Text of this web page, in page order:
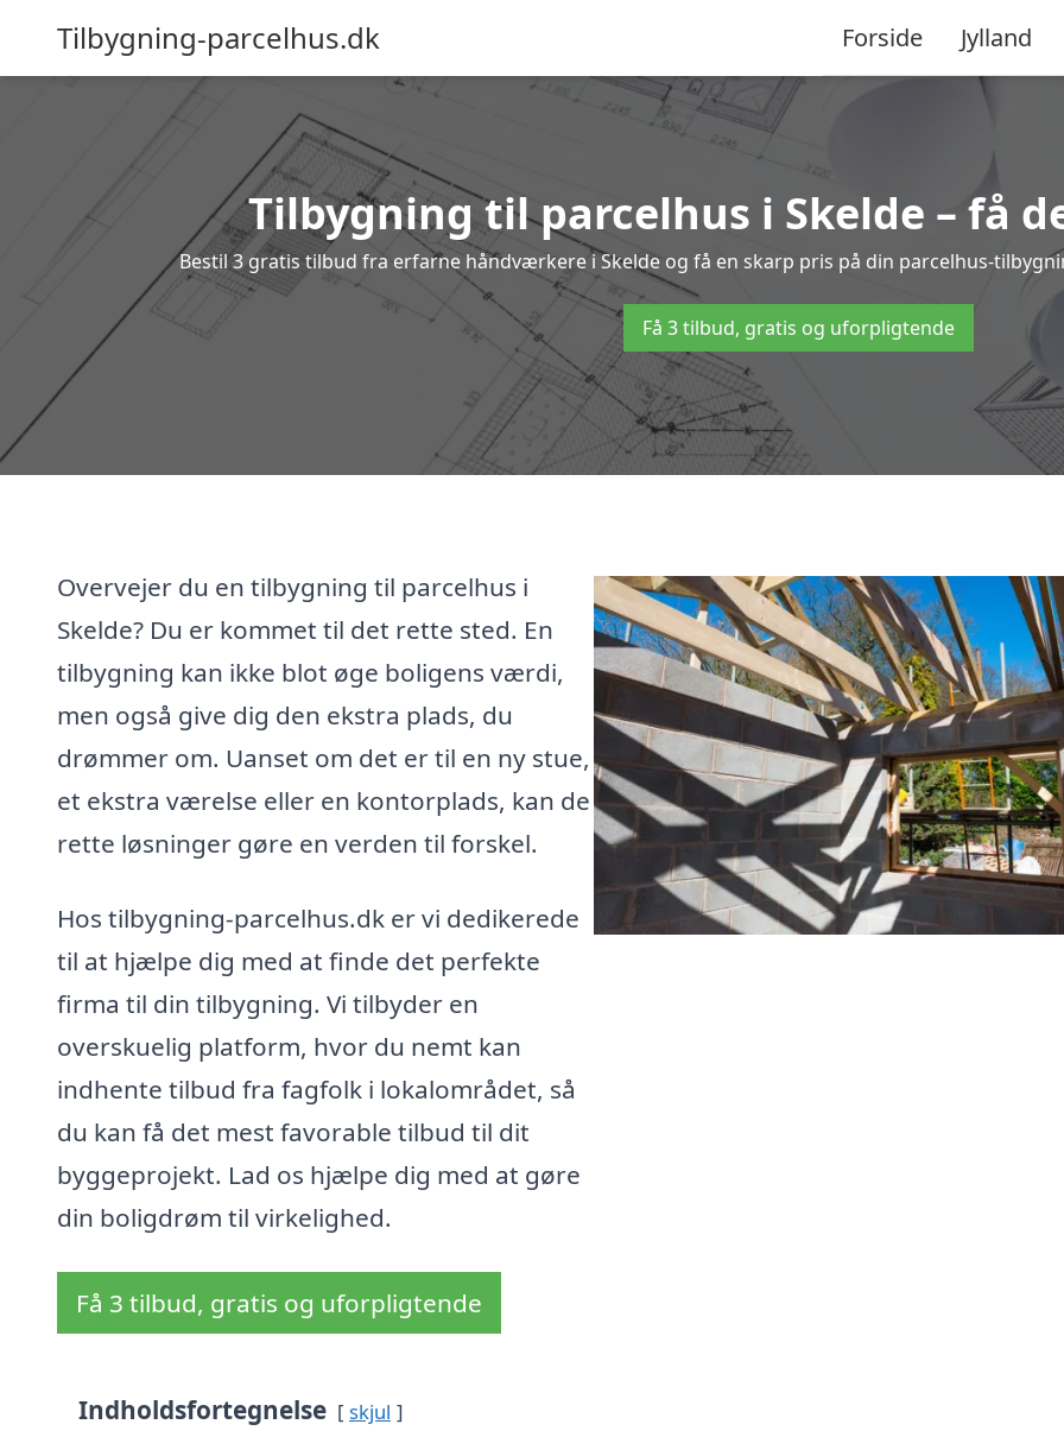
Tilbygning-parcelhus.dk Forside Jylland
Tilbygning til parcelhus i Skelde – få
Bestil 3 gratis tilbud fra erfarne håndværkere i Skelde og få en skarp pris på din parcelhus-
Få 3 tilbud, gratis og uforpligtende
Overvejer du en tilbygning til parcelhus i
Skelde? Du er kommet til det rette sted. En
tilbygning kan ikke blot øge boligens værdi,
men også give dig den ekstra plads, du
drømmer om. Uanset om det er til en ny stue,
et ekstra værelse eller en kontorplads, kan de
rette løsninger gøre en verden til forskel.
Hos tilbygning-parcelhus.dk er vi dedikerede
til at hjælpe dig med at finde det perfekte
firma til din tilbygning. Vi tilbyder en
overskuelig platform, hvor du nemt kan
indhente tilbud fra fagfolk i lokalområdet, så
du kan få det mest favorable tilbud til dit
byggeprojekt. Lad os hjælpe dig med at gøre
din boligdrøm til virkelighed.
Få 3 tilbud, gratis og uforpligtende
Indholdsfortegnelse skjul